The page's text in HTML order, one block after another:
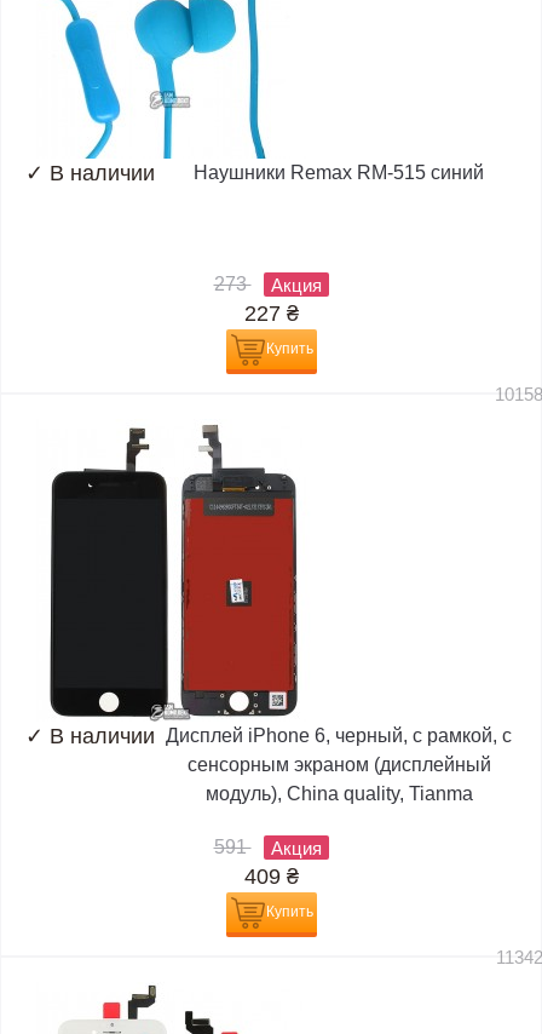
✓ В наличии Наушники Remax RM-515 синий
273 Акция
227 ₴
Купить
✓ В наличии Дисплей iPhone 6, черный, с рамкой, с
сенсорным экраном (дисплейный
модуль), China quality, Tianma
591 Акция
409 ₴
Купить